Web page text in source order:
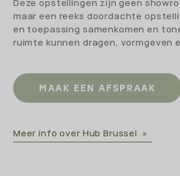
Deze opstellingen zijn geen
maar een reeks doordachte
en toepassing samenkomen en
ruimte kunnen dragen, vormgeven
MAAK EEN AFSPRAAK
Meer info over Hub Brussel